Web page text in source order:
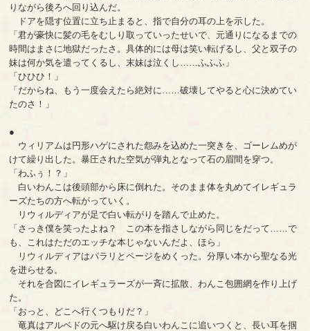
りながら後ろへ回り込んだ。
ドアを隠す位置に立ち止まると、指で自分の耳の上を示した。
「君が豪快に髪の毛をむしり取っていったせいで、元通りになるまでの
時間はまさに地獄だったさ。具体的には母は笑い転げるし、父と双子の
妹は何か気を遣ってくるし、末妹は泣くし……ふふふ」
「ひひひ！」
「だからね、もう一度会えたら絶対に……破壊してやると心に決めてい
たのさ！」
●
ウィリアムは円形ハゲにされた怨みを込めた一突きを、ゴーレムめが
けて繰り出した。暴圧された空気が弾丸となって石の眉間を穿つ。
「わふぅ！？」
白いわんこは後頭部から床に倒れた。そのまま体を丸めてイレギュラ
ーズたちの方へ転がっていく。
リウィルディアが足で白い転がりを踏んで止めた。
「さっき僕を笑ったよね？ この本を指さしながら同じをだって……で
も、これはただのエッチな本じゃないんだよ、ほら」
リウィルディアはパラリとページをめくった。分厚い本から聖なる光
を迸らせる。
それを合図にイレギュラーズが一斉に拡散、わんこ包囲網を作り上げ
た。
「おっと、どこへ行くつもりだ？」
竜真はアルベドの元へ駆け戻る白いわんこに追いつくと、長い耳を掴